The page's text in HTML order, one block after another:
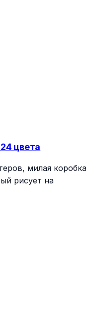
цвета
милая коробка
рисует на